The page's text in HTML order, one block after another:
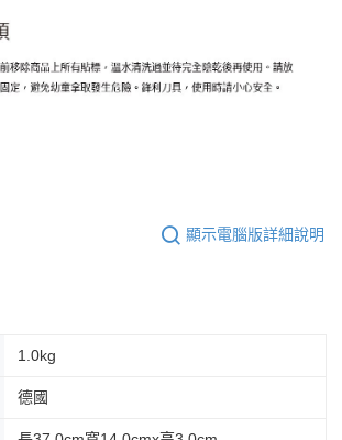
顯示電腦版詳細說明
1.0kg
德國